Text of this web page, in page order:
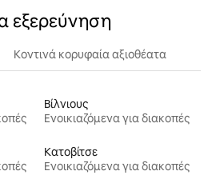
εξερεύνηση
Κοντινά κορυφαία αξιοθέατα
Βίλνιους
Ενοικιαζόμενα για διακοπές
Κατοβίτσε
Ενοικιαζόμενα για διακοπές